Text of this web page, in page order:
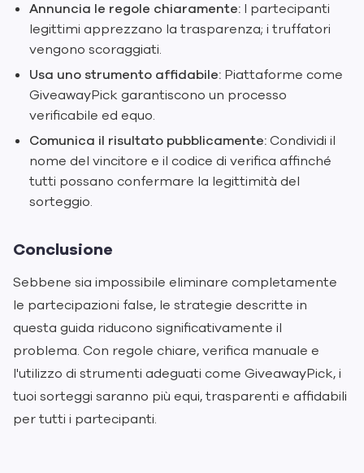
Annuncia le regole chiaramente: I partecipanti
legittimi apprezzano la trasparenza; i truffatori
vengono scoraggiati.
Usa uno strumento affidabile: Piattaforme come
GiveawayPick garantiscono un processo
verificabile ed equo.
Comunica il risultato pubblicamente:Condividi il
nome del vincitore e il codice di verifica affinché
tutti possano confermare la legittimità del
sorteggio.
Conclusione
Sebbene sia impossibile eliminare completamente
le partecipazioni false, le strategie descritte in
questa guida riducono significativamente il
problema. Con regole chiare, verifica manuale e
l'utilizzo di strumenti adeguati come GiveawayPick, i
tuoi sorteggi saranno più equi, trasparenti e affidabili
per tutti i partecipanti.